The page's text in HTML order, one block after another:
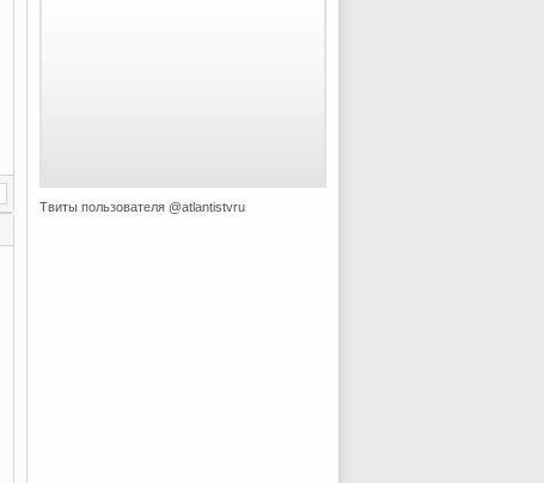
Твиты пользователя @atlantistvru